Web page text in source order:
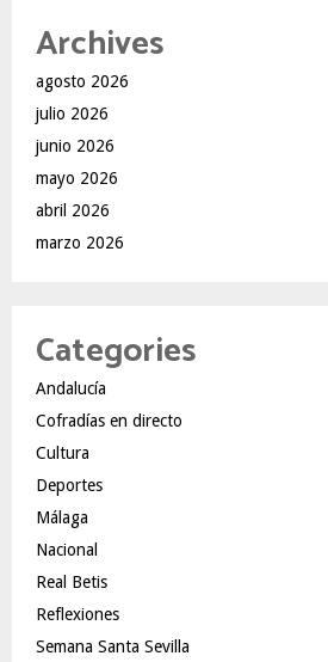
Archives
agosto 2026
julio 2026
junio 2026
mayo 2026
abril 2026
marzo 2026
Categories
Andalucía
Cofradías en directo
Cultura
Deportes
Málaga
Nacional
Real Betis
Reflexiones
Semana Santa Sevilla